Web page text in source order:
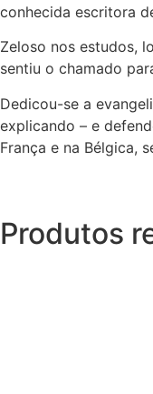
conhecida escritora
Zeloso nos estudos,
sentiu o chamado
Dedicou-se a
explicando – e
França e na Bélgica,
Produtos